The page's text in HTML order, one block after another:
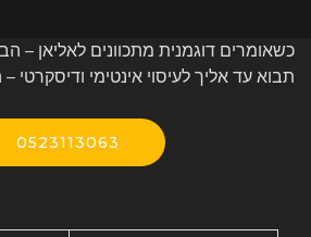
כשאומרים דוגמנית מתכוונים לאליאן –
תבוא עד אליך לעיסוי אינטימי ודיסקרטי
0523113063